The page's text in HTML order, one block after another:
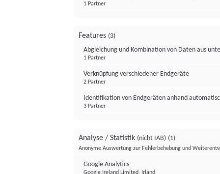
1 Partner
Features (3)
Abgleichung und Kombination von Daten aus
1 Partner
Verknüpfung verschiedener Endgeräte
2 Partner
Identifikation von Endgeräten anhand
3 Partner
Analyse / Statistik (nicht IAB) (1)
Anonyme Auswertung zur Fehlerbehebung und
Google Analytics
Google Ireland Limited, Irland